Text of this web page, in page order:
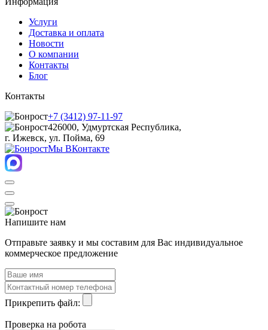
Услуги
Доставка и оплата
Новости
О компании
Контакты
Блог
Контакты
+7 (3412) 97-11-97
426000, Удмуртская Республика,
г. Ижевск, ул. Пойма, 69
Мы ВКонтакте
Напишите нам
Отправьте заявку и мы составим для Вас индивидуальное
коммерческое предложение
Прикрепить файл:
Проверка на робота